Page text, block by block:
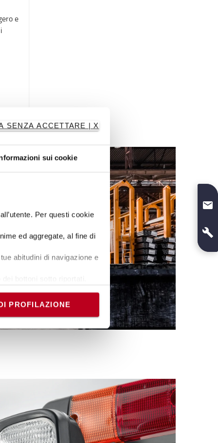
SENZA ACCETTARE | X
sui cookie
Per questi cookie
ed aggregate, al fine di
abitudini di navigazione e
modificare le tue
PROFILAZIONE
e